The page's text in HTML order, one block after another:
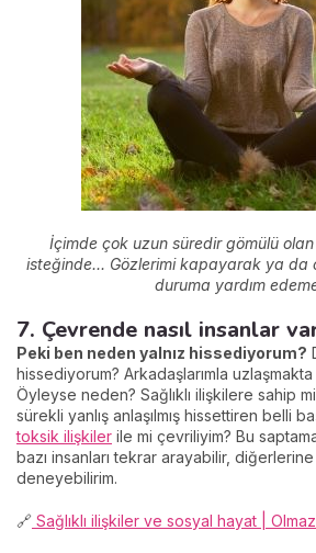
İçimde çok uzun süredir gömülü
isteğinde... Gözlerimi kapayarak ya
duruma yardım
7. Çevrende nasıl insanlar
Peki ben neden yalnız hissediyorum?
hissediyorum? Arkadaşlarımla
Öyleyse neden? Sağlıklı ilişkilere sahip
sürekli yanlış anlaşılmış hissettiren belli
toksik ilişkiler ile mi çevriliyim? Bu
bazı insanları tekrar arayabilir,
deneyebilirim.
🔗 Sağlıklı ilişkiler ve sosyal hayat |